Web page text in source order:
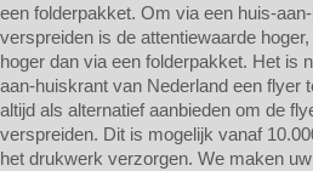
een folderpakket. Om via een huis-
verspreiden is de attentiewaarde
hoger dan via een folderpakket. Het is
aan-huiskrant van Nederland een flyer
altijd als alternatief aanbieden om de
verspreiden. Dit is mogelijk vanaf
het drukwerk verzorgen. We maken